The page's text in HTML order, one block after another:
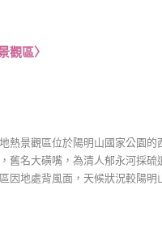
觀區〉
景觀區位於陽明山國家公園的
舊名大磺嘴，為清人郁永河採
因地處背風面，天候狀況較陽